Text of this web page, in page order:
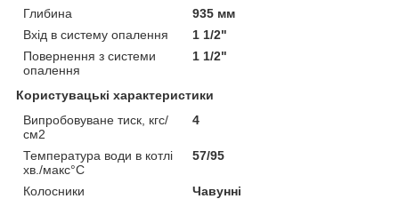
Глибина
935 мм
Вхід в систему опалення
1 1/2"
Повернення з системи
опалення
1 1/2"
Користувацькі характеристики
Випробовуване тиск, кгс/
см2
4
Температура води в котлі
хв./макс°C
57/95
Колосники
Чавунні